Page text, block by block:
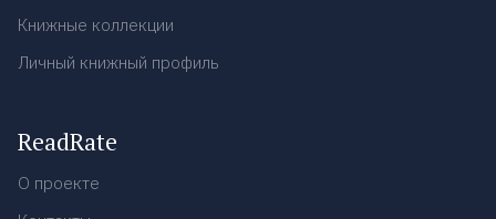
Книжные коллекции
Личный книжный профиль
ReadRate
О проекте